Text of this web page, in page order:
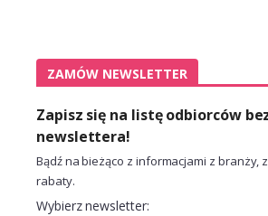
ZAMÓW NEWSLETTER
Zapisz się na listę odbiorców
newslettera!
Bądź na bieżąco z informacjami z branży,
rabaty.
Wybierz newsletter: